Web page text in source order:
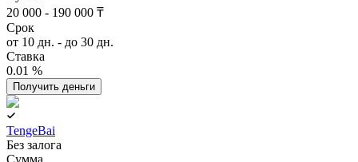
20 000 - 190 000 ₸
Срок
от 10 дн. - до 30 дн.
Ставка
0.01 %
Получить деньги
TengeBai
Без залога
Сумма